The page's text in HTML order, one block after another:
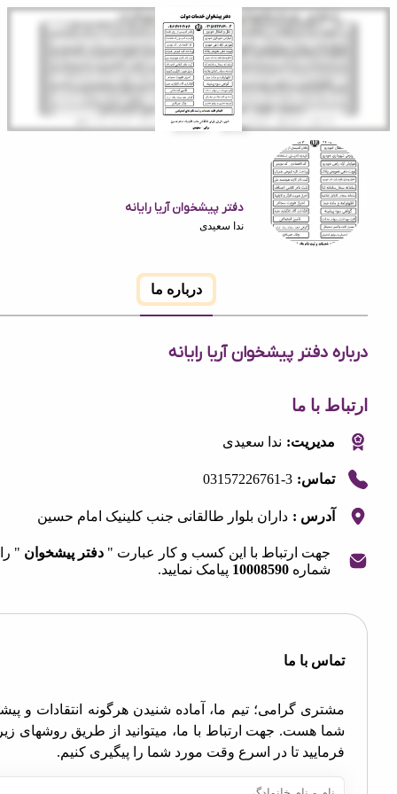
دفتر پیشخوان آریا رایانه
ندا سعیدی
دفتر پیشخوان آریا رایانه
با ما
مدیریت: ندا سعیدی
تماس: 03157226761-3
آدرس : داران بلوار طالقانی جنب کلینیک امام حسین
جهت ارتباط با این کسب و کار عبارت "دفتر پیشخوان" را به
شماره 10008590 پیامک نمایید.
با ما
گرامی؛ تیم ما، آماده شنیدن هرگونه انتقادات و پیشنهادات
هست. جهت ارتباط با ما، میتوانید از طریق روشهای زیر اقدام
تا در اسرع وقت مورد شما را پیگیری کنیم.